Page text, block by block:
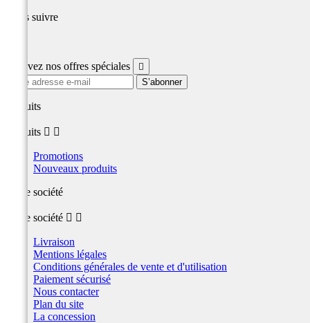
Nous suivre
Recevez nos offres spéciales 
produits
produits  
Promotions
Nouveaux produits
Notre société
Notre société  
Livraison
Mentions légales
Conditions générales de vente et d'utilisation
Paiement sécurisé
Nous contacter
Plan du site
La concession